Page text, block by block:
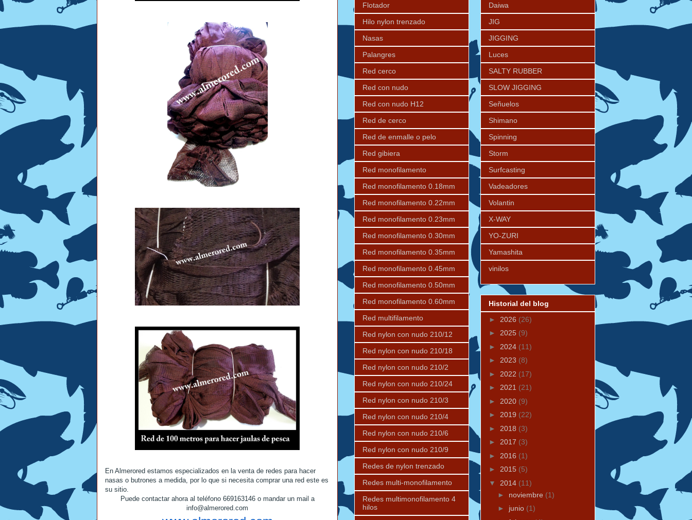
En Almerored estamos especializados en la venta de redes para hacer
nasas o butrones a medida, por lo que si necesita comprar una red este es
su sitio.
Puede contactar ahora al teléfono 669163146 o mandar un mail a
info@almerored.com
Flotador
Hilo nylon trenzado
Nasas
Palangres
Red cerco
Red con nudo
Red con nudo H12
Red de cerco
Red de enmalle o pelo
Red gibiera
Red monofilamento
Red monofilamento 0.18mm
Red monofilamento 0.22mm
Red monofilamento 0.23mm
Red monofilamento 0.30mm
Red monofilamento 0.35mm
Red monofilamento 0.45mm
Red monofilamento 0.50mm
Red monofilamento 0.60mm
Red multifilamento
Red nylon con nudo 210/12
Red nylon con nudo 210/18
Red nylon con nudo 210/2
Red nylon con nudo 210/24
Red nylon con nudo 210/3
Red nylon con nudo 210/4
Red nylon con nudo 210/6
Red nylon con nudo 210/9
Redes de nylon trenzado
Redes multi-monofilamento
Redes multimonofilamento 4
hilos
Daiwa
JIG
JIGGING
Luces
SALTY RUBBER
SLOW JIGGING
Señuelos
Shimano
Spinning
Storm
Surfcasting
Vadeadores
Volantin
X-WAY
YO-ZURI
Yamashita
vinilos
Historial del blog
► 2026 (26)
► 2025 (9)
► 2024 (11)
► 2023 (8)
► 2022 (17)
► 2021 (21)
► 2020 (9)
► 2019 (22)
► 2018 (3)
► 2017 (3)
► 2016 (1)
► 2015 (5)
▼ 2014 (11)
► noviembre (1)
► junio (1)